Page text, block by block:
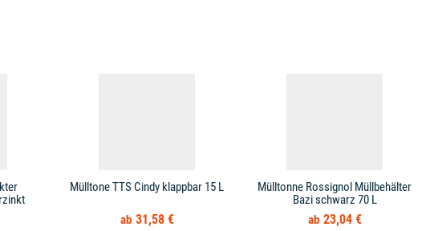
Mülltone TTS Cindy klappbar 15 L
31,58 €
Mülltonne Rossignol Müllbehälter
Bazi schwarz 70 L
23,04 €